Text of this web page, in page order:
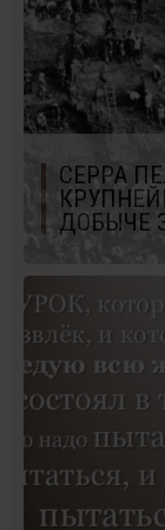
СЕРРА
ДОБЫЧЕ